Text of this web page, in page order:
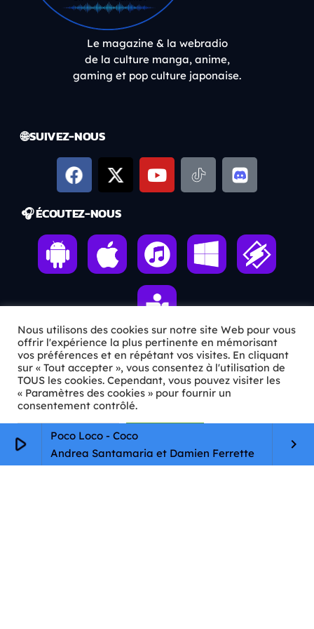
play_arrow
Poco Loco - Coco
Andrea Santamaria et Damien Ferrette
keyboard_arrow_right
Le magazine & la webradio
de la culture manga, anime,
gaming et pop culture japonaise.
🌐 SUIVEZ-NOUS
🎧 ÉCOUTEZ-NOUS
ℹ️ INFOS PRATIQUES
✉️Contact
🦊Qui sommes-nous ?
📄
Mentions légales
Nous utilisons des cookies sur notre site Web pour vous
offrir l'expérience la plus pertinente en mémorisant
vos préférences et en répétant vos visites. En cliquant
sur « Tout accepter », vous consentez à l'utilisation de
TOUS les cookies. Cependant, vous pouvez visiter les
« Paramètres des cookies » pour fournir un
consentement contrôlé.
Paramètres Cookie Tout accepter